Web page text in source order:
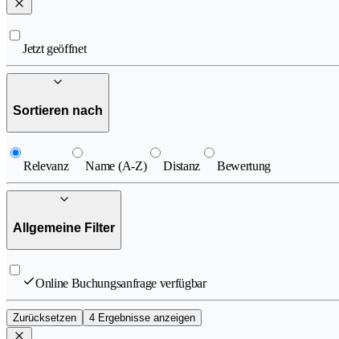
Jetzt geöffnet
Sortieren nach
Relevanz Name (A-Z) Distanz Bewertung
Allgemeine Filter
Online Buchungsanfrage verfügbar
Zurücksetzen 4 Ergebnisse anzeigen